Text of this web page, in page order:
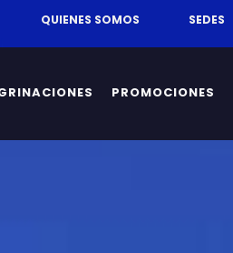
QUIENES SOMOS SEDES
PROMOCIONES